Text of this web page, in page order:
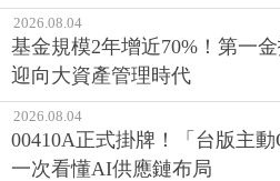
2026.08.04
基金規模2年增近70%！第一
迎向大資產管理時代
2026.08.04
00410A正式掛牌！「台版主
一次看懂AI供應鏈布局